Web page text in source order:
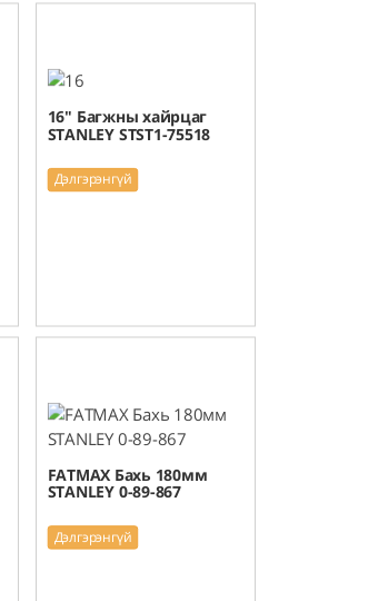
16" Багжны хайрцаг
STANLEY STST1-75518
Дэлгэрэнгүй
FATMAX Бахь 180мм
STANLEY 0-89-867
Дэлгэрэнгүй